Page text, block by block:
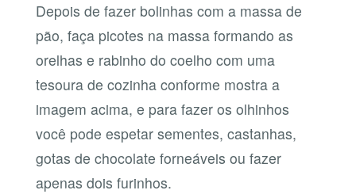
Depois de fazer bolinhas com a massa de
pão, faça picotes na massa formando as
orelhas e rabinho do coelho com uma
tesoura de cozinha conforme mostra a
imagem acima, e para fazer os olhinhos
você pode espetar sementes, castanhas,
gotas de chocolate forneáveis ou fazer
apenas dois furinhos.